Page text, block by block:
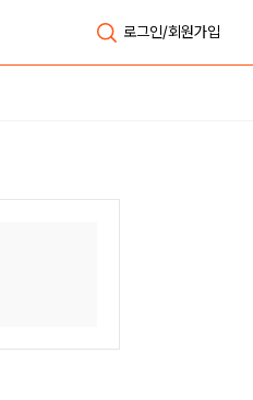
로그인/회원가입